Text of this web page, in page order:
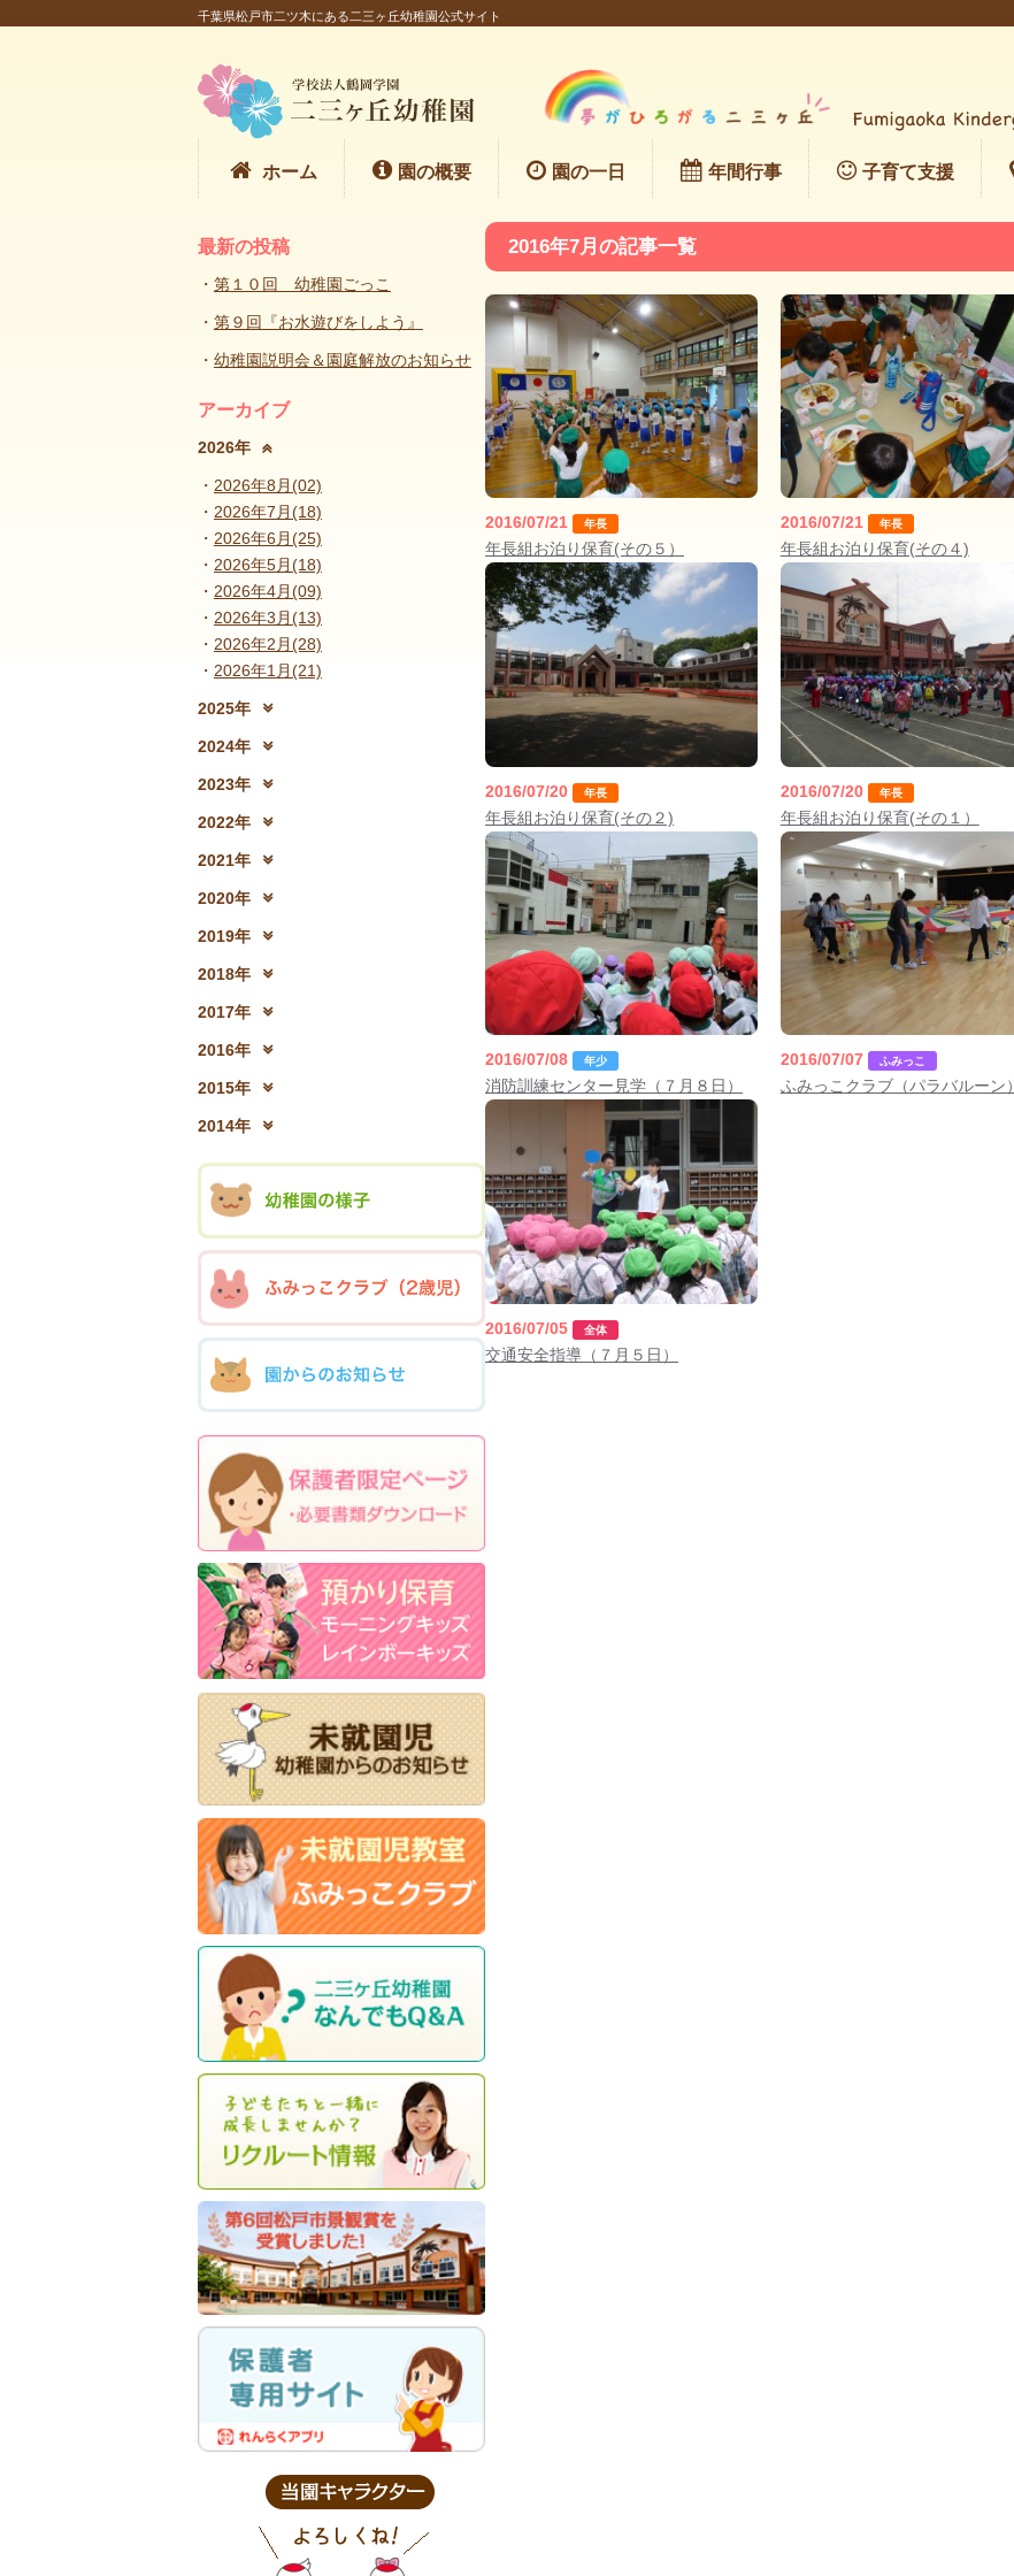
千葉県松戸市二ツ木にある二三ヶ丘幼稚園公式サイト
ホーム 園の概要 園の一日 年間行事 子育て支援
最新の投稿
第１０回 幼稚園ごっこ
第９回『お水遊びをしよう』
幼稚園説明会＆園庭解放のお知らせ
アーカイブ
2026年
2026年8月(02)
2026年7月(18)
2026年6月(25)
2026年5月(18)
2026年4月(09)
2026年3月(13)
2026年2月(28)
2026年1月(21)
2025年
2025年12月(15)
2025年11月(17) 2025年10月(23)
2024年
2024年12月(18)
2024年11月(20) 2024年10月(31)
2023年
2023年12月(19)
2023年11月(19) 2023年10月(32)
2022年
2022年12月(13)
2022年11月(13) 2022年10月(28)
2021年
2021年12月(08)
2021年11月(06) 2021年10月(08)
2020年
2020年12月(10)
2020年11月(06) 2020年10月(13)
2019年
2019年12月(10)
2019年11月(12) 2019年10月(09)
2018年
2018年12月(08)
2018年11月(12) 2018年10月(10)
2017年
2017年12月(04)
2017年11月(09) 2017年10月(10)
2016年
2016年12月(03)
2016年11月(05) 2016年10月(06)
2015年
2015年12月(05)
2015年11月(04)
2014年
2014年11月(10)
2016年7月の記事一覧
2016/07/21 年長
年長組お泊り保育(その５）
2016/07/21 年長
年長組お泊り保育(その４)
2016/07/20 年長
年長組お泊り保育(その２)
2016/07/20 年長
年長組お泊り保育(その１）
2016/07/08 年少
消防訓練センター見学（７月８日）
2016/07/07 ふみっこ
ふみっこクラブ（パラバルーン）
2016/07/05 全体
交通安全指導（７月５日）